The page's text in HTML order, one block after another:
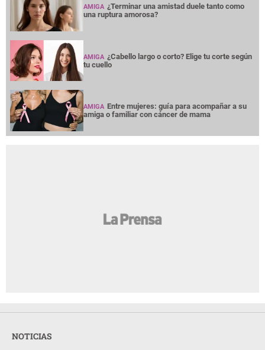
AMIGA ¿Terminar una amistad duele tanto como
una ruptura amorosa?
AMIGA ¿Cabello largo o corto? Elige tu corte según
tu cuello
AMIGA Entre mujeres: guía para acompañar a su
amiga o familiar con cáncer de mama
NOTICIAS